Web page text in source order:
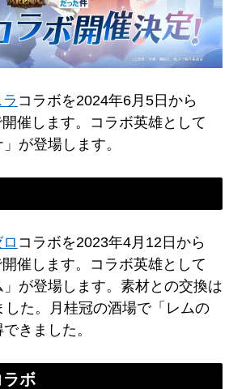
コラボを2024年6月5日から
催します。コラボ英雄として
が登場します。
コラボを2023年4月12日から
催します。コラボ英雄として
」が登場します。素材との交換は
した。月桂冠の酒場で「レムの
きました。
ラボ